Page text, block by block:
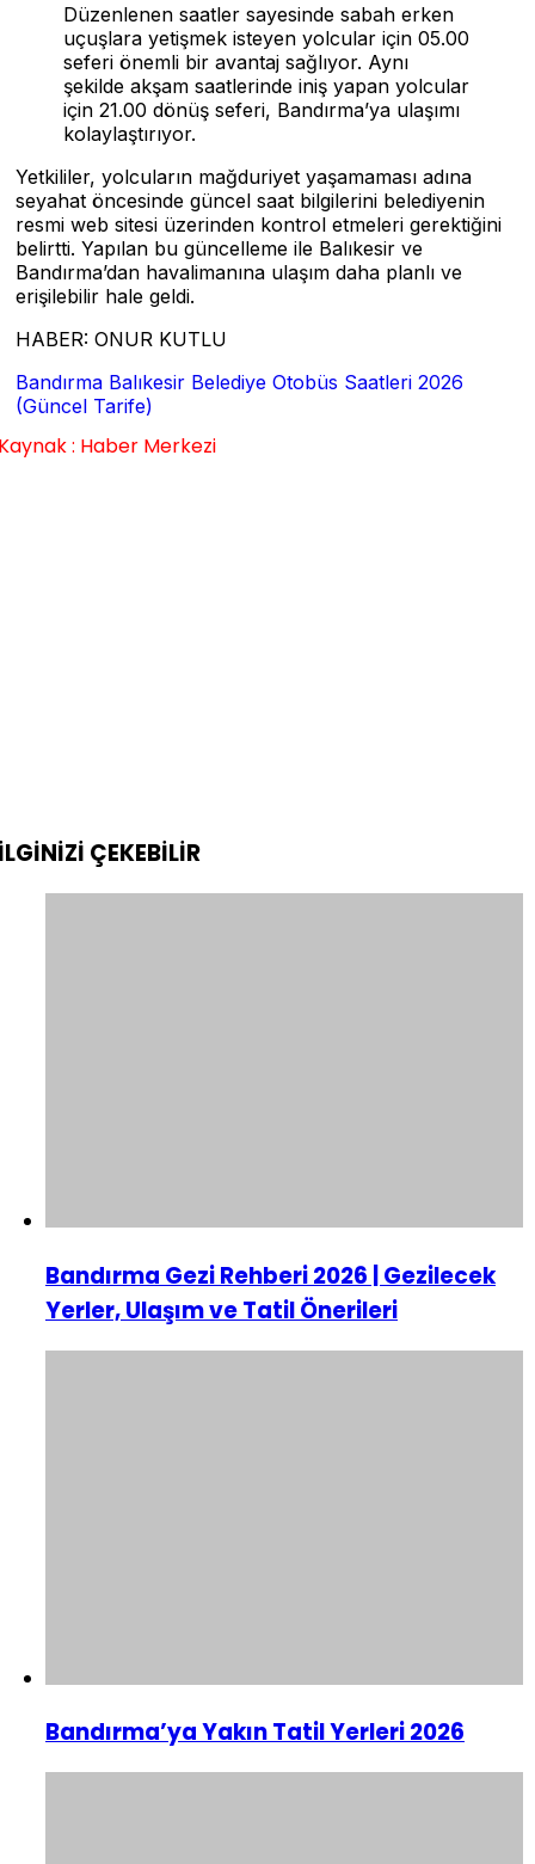
Düzenlenen saatler sayesinde sabah erken
uçuşlara yetişmek isteyen yolcular için 05.00
seferi önemli bir avantaj sağlıyor. Aynı
şekilde akşam saatlerinde iniş yapan yolcular
için 21.00 dönüş seferi, Bandırma’ya ulaşımı
kolaylaştırıyor.
Yetkililer, yolcuların mağduriyet yaşamaması adına
seyahat öncesinde güncel saat bilgilerini belediyenin
resmi web sitesi üzerinden kontrol etmeleri gerektiğini
belirtti. Yapılan bu güncelleme ile Balıkesir ve
Bandırma’dan havalimanına ulaşım daha planlı ve
erişilebilir hale geldi.
HABER: ONUR KUTLU
Bandırma Balıkesir Belediye Otobüs Saatleri 2026
(Güncel Tarife)
: Haber Merkezi
ÇEKEBİLİR
Bandırma Gezi Rehberi 2026 | Gezilecek
Yerler, Ulaşım ve Tatil Önerileri
Bandırma’ya Yakın Tatil Yerleri 2026